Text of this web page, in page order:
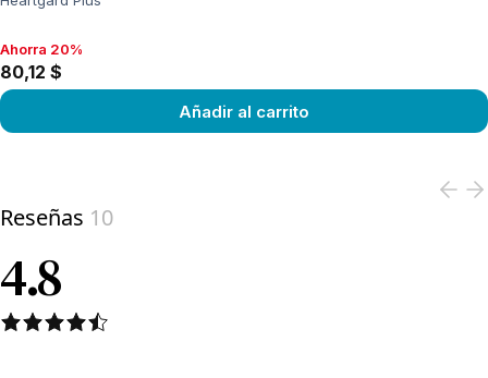
Ahorra 20%, 80,12 $
Ahorra 20%
80,12 $
Añadir al carrito
Reseñas 10
4.8